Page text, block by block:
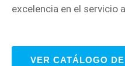
excelencia en el servicio
VER CATÁLOGO